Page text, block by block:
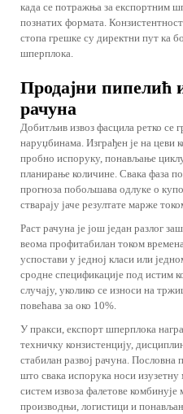
када се потражња за експортним
познатих формата.
стопа грешке су директни пут ка
шперплока.
Продајни пипелић
рачуна
Добитљив извоз фасцила ретко се
наруџбинама. Изграђен је на цеви
пробно испоруку, понављање
планирање количине. Свака фаза
прогноза побољшава одлуке о
стварају јаче резултате марже
Раст рачуна је још један разлог
веома профитабилан током
успостави у једној класи или
сродне спецификације под истим
случају, уколико се износи на
повећава за око 10%.
У пракси, експорт шперплока
техничку конзистенцију,
стабилан развој рачуна. Пословна
што свака испорука носи
систем извоза фалетове
производњи, логистици и